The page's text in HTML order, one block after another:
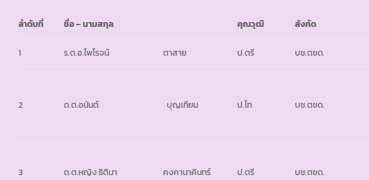
ลำดับที่ ชื่อ – นามสกุล คุณวุฒิ สังกัด
1 ร.ต.อ.ไพโรจน์ ตาสาย ป.ตรี บช.ตชด.
2 ด.ต.อนันต์ บุญเทียน ป.โท บช.ตชด.
3 ด.ต.หญิง ธิติมา คงคานาคินทร์ ป.ตรี บช.ตชด.